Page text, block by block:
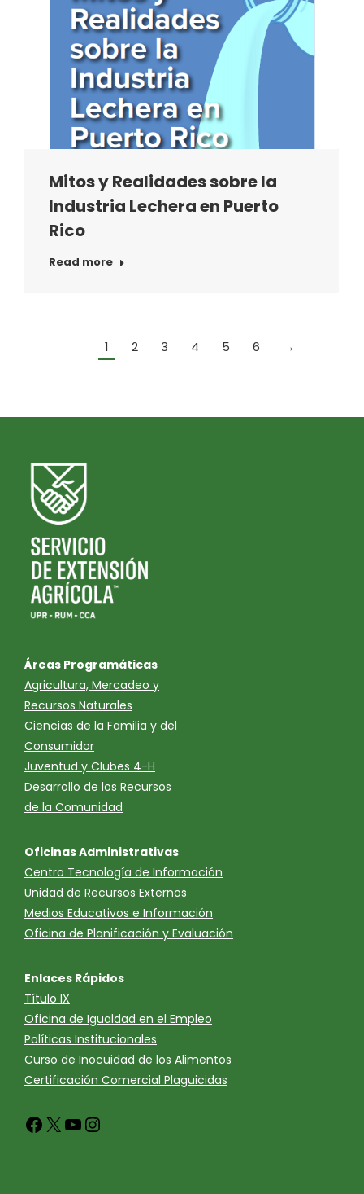
Mitos y Realidades sobre la
Industria Lechera en Puerto
Rico
Read more
1 2 3 4 5 6 →
Áreas Programáticas
Agricultura, Mercadeo y
Recursos Naturales
Ciencias de la Familia y del
Consumidor
Juventud y Clubes 4-H
Desarrollo de los Recursos
de la Comunidad
Oficinas Administrativas
Centro Tecnología de Información
Unidad de Recursos Externos
Medios Educativos e Información
Oficina de Planificación y Evaluación
Enlaces Rápidos
Título IX
Oficina de Igualdad en el Empleo
Políticas Institucionales
Curso de Inocuidad de los Alimentos
Certificación Comercial Plaguicidas
Facebook
X YouTube